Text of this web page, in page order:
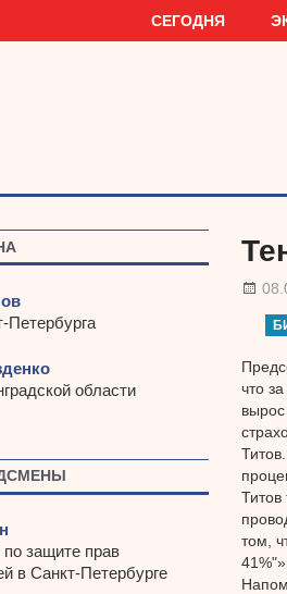
СЕГОДНЯ
что
Титов
том,
Петербурга
области
защите прав
в Санкт-Петербурге